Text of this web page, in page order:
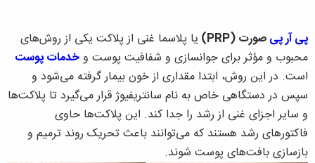
پی آر پیصورت (PRP)
یا پلاسما غنی از پلاکت یکی از روش‌های
محبوب و مؤثر برای جوانسازی و شفافیت پوست وخدمات پوست
است. در این روش، ابتدا مقداری از خون بیمار گرفته می‌شود و
سپس در دستگاهی خاص به نام سانتریفیوژ قرار می‌گیرد تا پلاکت‌ها
و سایر اجزای غنی از رشد را جدا کند. این پلاکت‌ها حاوی
فاکتورهای رشد هستند که می‌توانند باعث تحریک روند ترمیم و
بازسازی بافت‌های پوست شوند.